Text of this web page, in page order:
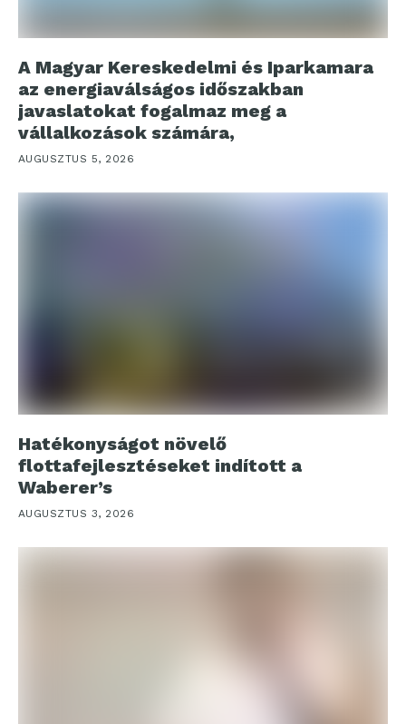
A Magyar Kereskedelmi és Iparkamara
az energiaválságos időszakban
javaslatokat fogalmaz meg a
vállalkozások számára,
AUGUSZTUS 5, 2026
Hatékonyságot növelő
flottafejlesztéseket indított a
Waberer’s
AUGUSZTUS 3, 2026